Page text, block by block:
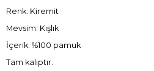
Renk: Kiremit
Mevsim: Kışlık
İçerik: %100 pamuk
Tam kalıptır.